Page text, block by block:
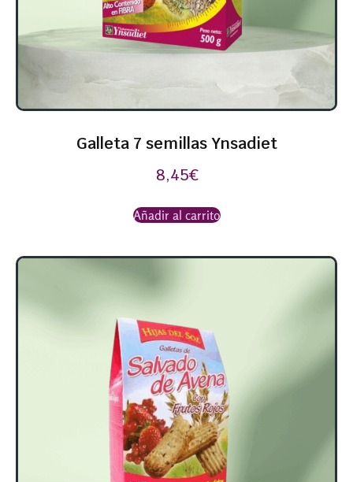
Galleta 7 semillas Ynsadiet
8,45€
Añadir al carrito